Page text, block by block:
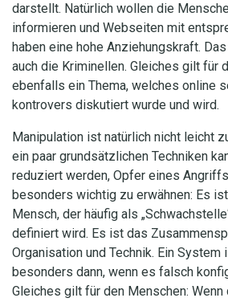
darstellt. Natürlich wollen die
informieren und Webseiten mit
haben eine hohe Anziehungskraft.
auch die Kriminellen. Gleiches gilt für
ebenfalls ein Thema, welches online
kontrovers diskutiert wurde und wird.
Manipulation ist natürlich nicht leicht
ein paar grundsätzlichen Techniken
reduziert werden, Opfer eines
besonders wichtig zu erwähnen: Es
Mensch, der häufig als
definiert wird. Es ist das
Organisation und Technik. Ein System
besonders dann, wenn es falsch
Gleiches gilt für den Menschen: